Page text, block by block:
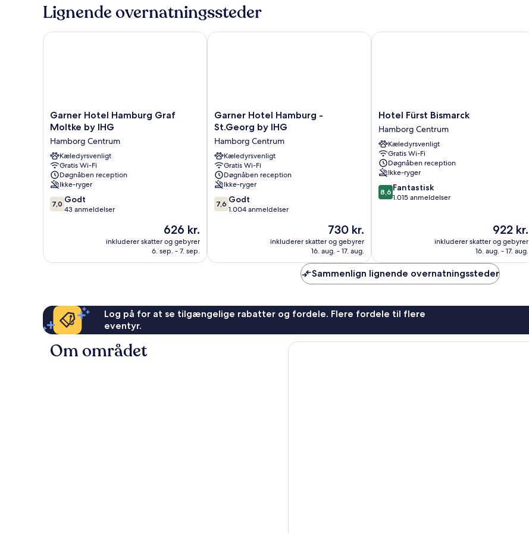
Lignende overnatningssteder
Garner
Hotel
Graf
Moltke
by
IHG
Hamborg
Centrum
Garner Hotel Hamburg Graf
Moltke by IHG
Hamborg Centrum
Kæledyrsvenligt
Gratis Wi-Fi
Døgnåben reception
Ikke-ryger
7.0
ud
anmeldelser
7,0 Godt
43 anmeldelser
Prisen
er
626 kr.
626 kr.
inkluderer skatter og gebyrer
6. sep. - 7. sep.
Garner Hotel Hamburg Graf Moltke by IHG
Garner
Hotel
-
St.Georg
by
IHG
Hamborg
Centrum
Garner Hotel Hamburg -
St.Georg by IHG
Hamborg Centrum
Kæledyrsvenligt
Gratis Wi-Fi
Døgnåben reception
Ikke-ryger
7.6
ud
anmeldelser
7,6 Godt
1.004 anmeldelser
Prisen
er
730 kr.
730 kr.
inkluderer skatter og gebyrer
16. aug. - 17. aug.
Garner Hotel Hamburg - St.Georg by IHG
Hotel
Fürst
Bismarck
Hamborg
Centrum
Hotel Fürst Bismarck
Hamborg Centrum
Kæledyrsvenligt
Gratis Wi-Fi
Døgnåben reception
Ikke-ryger
8.6
ud
8,6 Fantastisk
1.015 anmeldelser
Prisen
er
922 kr.
922 kr.
inkluderer skatter og gebyrer
16. aug. - 17. aug.
Hotel Fürst Bismarck
Sammenlign lignende overnatningssteder
Log på for at se tilgængelige rabatter og fordele. Flere fordele til flere
eventyr.
Om området